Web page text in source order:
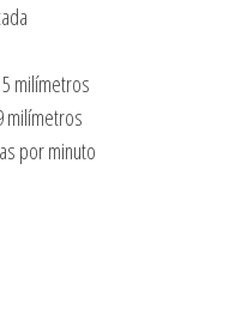
milímetros
milímetros
por minuto